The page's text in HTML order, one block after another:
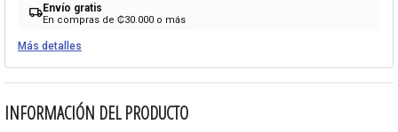
local_shippingEnvío gratis
En compras de ₡30.000 o más
Más detalles
INFORMACIÓN DEL PRODUCTO